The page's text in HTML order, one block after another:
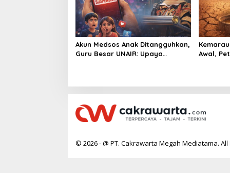
Akun Medsos Anak Ditangguhkan,
Guru Besar UNAIR: Upaya
Awal,
© 2026 - @ PT. Cakrawarta Megah Mediatama.